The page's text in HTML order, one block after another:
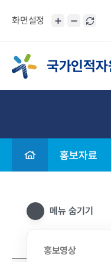
화면설정
국가인적
메뉴 숨기기
홍보영상
홍보자료